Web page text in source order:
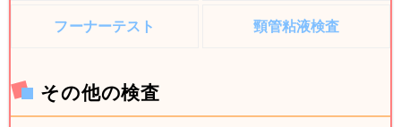
フーナーテスト 頸管粘液検査
その他の検査